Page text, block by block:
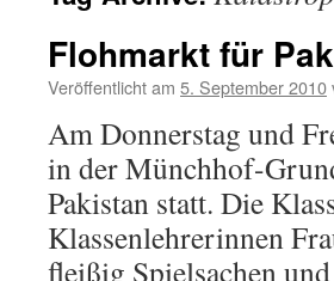
Flohmarkt für
Veröffentlicht am 5. September 2010
Am Donnerstag und
in der Münchhof-
Pakistan statt. Die
Klassenlehrerinnen
fleißig Spielsachen